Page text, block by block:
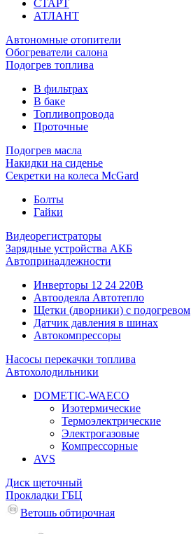
СТАРТ
АТЛАНТ
Автономные отопители
Обогреватели салона
Подогрев топлива
В фильтрах
В баке
Топливопровода
Проточные
Подогрев масла
Накидки на сиденье
Секретки на колеса McGard
Болты
Гайки
Видеорегистраторы
Зарядные устройства АКБ
Автопринадлежности
Инверторы 12 24 220В
Автоодеяла Автотепло
Щетки (дворники) с подогревом
Датчик давления в шинах
Автокомпрессоры
Насосы перекачки топлива
Автохолодильники
DOMETIC-WAECO
Изотермические
Термоэлектрические
Электрогазовые
Компрессорные
AVS
Диск щеточный
Прокладки ГБЦ
Ветошь обтирочная